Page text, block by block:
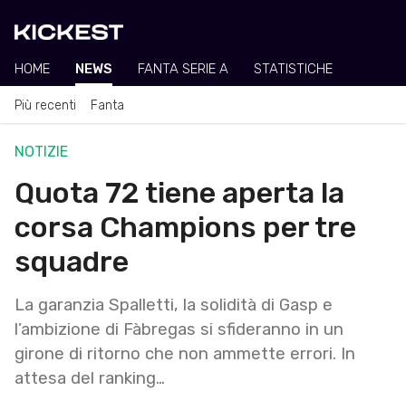
HOME NEWS FANTA SERIE A STATISTICHE
Più recenti Fanta
NOTIZIE
Quota 72 tiene aperta la
corsa Champions per tre
squadre
La garanzia Spalletti, la solidità di Gasp e
l’ambizione di Fàbregas si sfideranno in un
girone di ritorno che non ammette errori. In
attesa del ranking…